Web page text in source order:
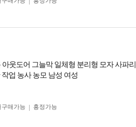
아웃도어 그늘막 일체형 분리형 모자 사파
업 농사 농모 남성 여성
구매가능 흥정가능